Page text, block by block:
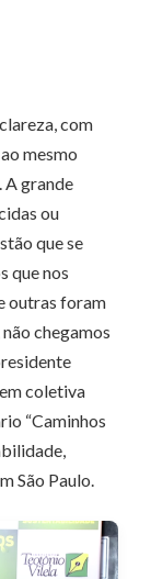
com
mesmo
A grande
ou
que se
que nos
outras foram
chegamos
coletiva
“Caminhos
São Paulo.